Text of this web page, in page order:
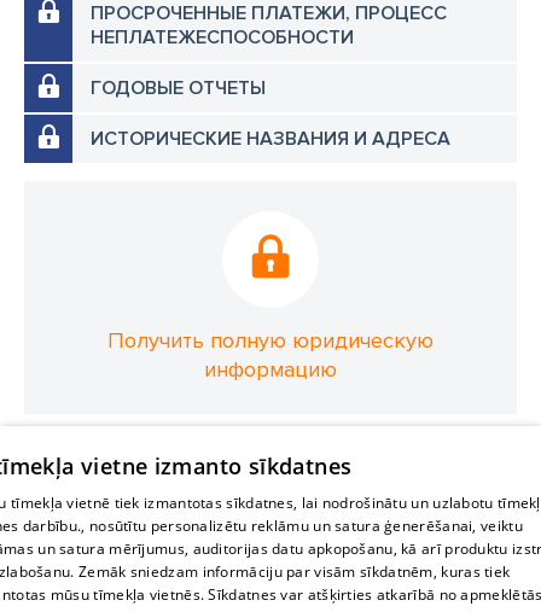
ПРОСРОЧЕННЫЕ ПЛАТЕЖИ, ПРОЦЕСС
НЕПЛАТЕЖЕСПОСОБНОСТИ
ГОДОВЫЕ ОТЧЕТЫ
ИСТОРИЧЕСКИЕ НАЗВАНИЯ И АДРЕСА
Получить полную юридическую
информацию
vietne izmanto sīkdatnes
tīmekļa vietnē tiek izmantotas sīkdatnes, lai nodrošinātu un uzlabotu
darbību., nosūtītu personalizētu reklāmu un satura ģenerēšanai, veiktu
un satura mērījumus, auditorijas datu apkopošanu, kā arī produktu
Zemāk sniedzam informāciju par visām sīkdatnēm, kuras tiek
mūsu tīmekļa vietnēs. Sīkdatnes var atšķirties atkarībā no